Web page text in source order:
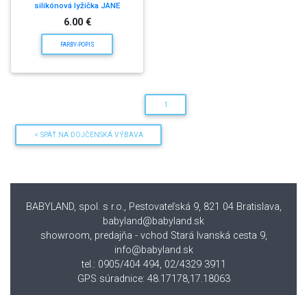
silikónová lyžička JANE
6.00 €
FARBY-POPIS
1
< SPÄŤ NA DOJČENSKÁ VÝBAVA
BABYLAND, spol. s r.o., Pestovateľská 9, 821 04 Bratislava,
babyland@babyland.sk
showroom, predajňa - vchod Stará Ivanská cesta 9,
info@babyland.sk
tel.: 0905/404 494, 02/4329 3911
GPS súradnice: 48.17178,17.18063